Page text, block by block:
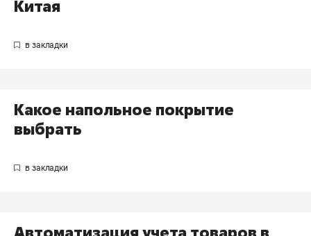
Китая
Какое напольное покрытие
выбрать